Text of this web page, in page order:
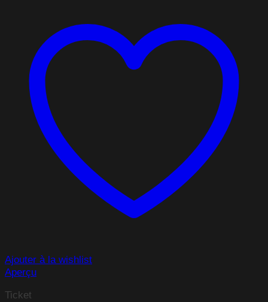
Ajouter à la wishlist
Aperçu
Ticket